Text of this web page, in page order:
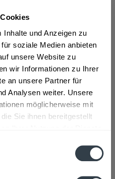
und Anzeigen zu
soziale Medien anbieten
unsere Website zu
wir Informationen zu Ihrer
an unsere Partner für
Analysen weiter. Unsere
möglicherweise mit
Sie ihnen bereitgestellt